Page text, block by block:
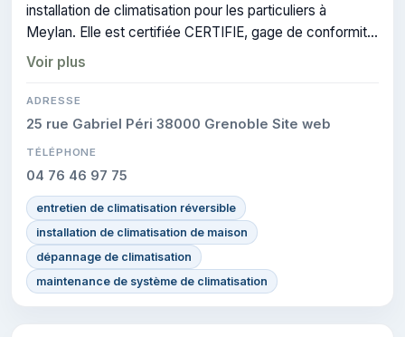
installation de climatisation pour les particuliers à
Meylan. Elle est certifiée CERTIFIE, gage de conformité
sur les interventions réalisées.
Voir plus
ADRESSE
25 rue Gabriel Péri 38000 Grenoble Site web
TÉLÉPHONE
04 76 46 97 75
entretien de climatisation réversible
installation de climatisation de maison
dépannage de climatisation
maintenance de système de climatisation